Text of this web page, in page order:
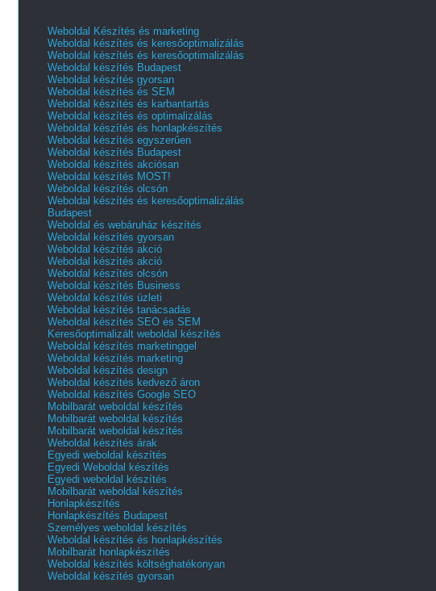
Weboldal Készítés és marketing
Weboldal készítés és keresőoptimalizálás
Weboldal készítés és keresőoptimalizálás
Weboldal készítés Budapest
Weboldal készítés gyorsan
Weboldal készítés és SEM
Weboldal készítés és karbantartás
Weboldal készítés és optimalizálás
Weboldal készítés és honlapkészítés
Weboldal készítés egyszerűen
Weboldal készítés Budapest
Weboldal készítés akciósan
Weboldal készítés MOST!
Weboldal készítés olcsón
Weboldal készítés és keresőoptimalizálás
Budapest
Weboldal és webáruház készítés
Weboldal készítés gyorsan
Weboldal készítés akció
Weboldal készítés akció
Weboldal készítés olcsón
Weboldal készítés Business
Weboldal készítés üzleti
Weboldal készítés tanácsadás
Weboldal készítés SEO és SEM
Keresőoptimalizált weboldal készítés
Weboldal készítés marketinggel
Weboldal készítés marketing
Weboldal készítés design
Weboldal készítés kedvező áron
Weboldal készítés Google SEO
Mobilbarát weboldal készítés
Mobilbarát weboldal készítés
Mobilbarát weboldal készítés
Weboldal készítés árak
Egyedi weboldal készítés
Egyedi Weboldal készítés
Egyedi weboldal készítés
Mobilbarát weboldal készítés
Honlapkészítés
Honlapkészítés Budapest
Személyes weboldal készítés
Weboldal készítés és honlapkészítés
Mobilbarát honlapkészítés
Weboldal készítés költséghatékonyan
Weboldal készítés gyorsan